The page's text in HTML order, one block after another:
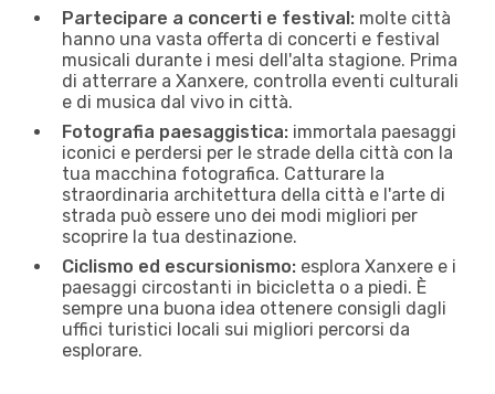
Partecipare a concerti e festival: molte città
hanno una vasta offerta di concerti e festival
musicali durante i mesi dell'alta stagione. Prima
di atterrare a Xanxere, controlla eventi culturali
e di musica dal vivo in città.
Fotografia paesaggistica: immortala paesaggi
iconici e perdersi per le strade della città con la
tua macchina fotografica. Catturare la
straordinaria architettura della città e l'arte di
strada può essere uno dei modi migliori per
scoprire la tua destinazione.
Ciclismo ed escursionismo: esplora Xanxere e i
paesaggi circostanti in bicicletta o a piedi. È
sempre una buona idea ottenere consigli dagli
uffici turistici locali sui migliori percorsi da
esplorare.